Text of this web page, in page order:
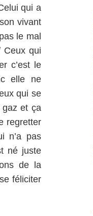
qui a
vivant
le mal
Ceux qui
c’est le
elle ne
qui se
gaz et ça
regretter
n’a pas
né juste
de la
féliciter